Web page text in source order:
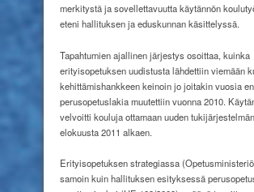
merkitystä ja sovellettavuutta käytännön
eteni hallituksen ja eduskunnan käsittelyssä.
Tapahtumien ajallinen järjestys osoittaa, kuinka
erityisopetuksen uudistusta lähdettiin viemään
kehittämishankkeen keinoin jo joitakin vuosia
perusopetuslakia muutettiin vuonna 2010.
velvoitti kouluja ottamaan uuden
elokuusta 2011 alkaen.
Erityisopetuksen strategiassa
samoin kuin hallituksen esityksessä